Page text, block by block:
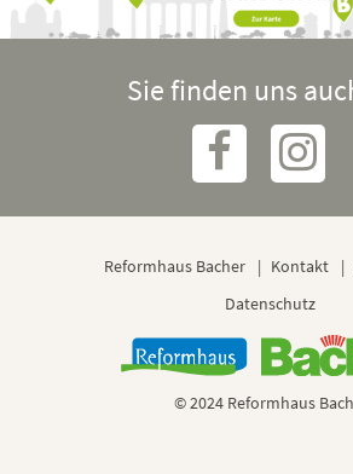
Sie finden uns
Reformhaus Bacher Kontakt
Datenschutz
© 2024 Reformhaus